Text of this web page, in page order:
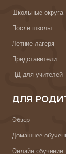
Школьные округа
После школы
Летние лагеря
Представители
ПД для учителей
ДЛЯ
Обзор
Домашнее
Онлайн обучение